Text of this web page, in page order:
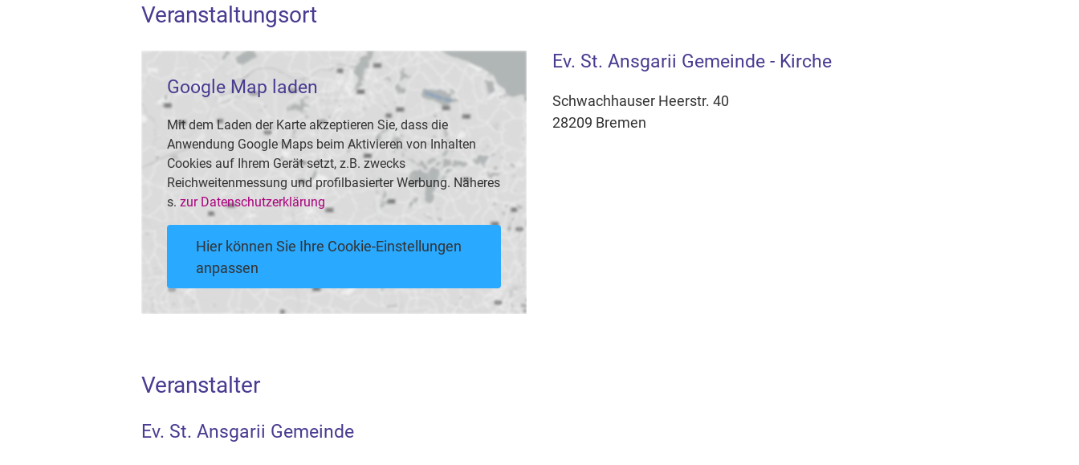
Veranstaltungsort
Google Map laden
Mit dem Laden der Karte akzeptieren Sie, dass die
Anwendung Google Maps beim Aktivieren von Inhalten
Cookies auf Ihrem Gerät setzt, z.B. zwecks
Reichweitenmessung und profilbasierter Werbung. Näheres
s. zur Datenschutzerklärung
Hier können Sie Ihre Cookie-Einstellungen
anpassen
Ev. St. Ansgarii Gemeinde - Kirche
Schwachhauser Heerstr. 40
28209 Bremen
Veranstalter
Ev. St. Ansgarii Gemeinde